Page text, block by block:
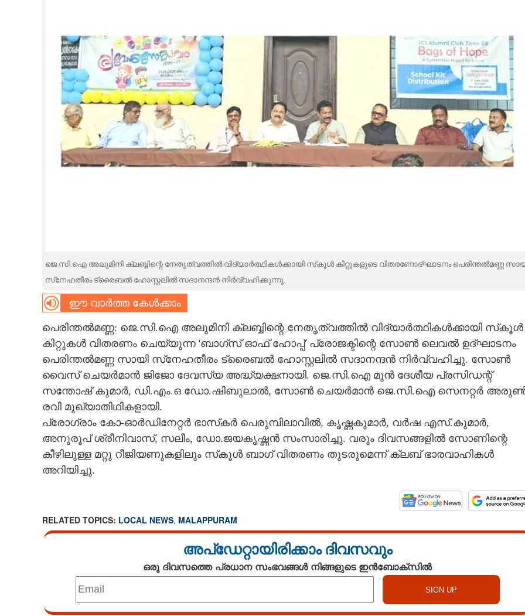
CARTOONS
LITERATURE
CONTACT US
ജെ.സി.ഐ അലുമിനി ക്ലബ്ബിന്റെ നേതൃത്വത്തിൽ വിദ്യാർത്ഥികൾക്കായി സ്‌കൂൾ കിറ്റുകളുടെ വിതരണോദ്ഘാടനം പെരിന്തൽമണ്ണ
സ്‌നേഹതീരം ട്രൈബൽ ഹോസ്റ്റലിൽ സദാനന്ദൻ നിർവ്വഹിക്കുന്നു.
ഈ വാർത്ത കേൾക്കാം
പെരിന്തൽമണ്ണ: ജെ.സി.ഐ അലുമിനി ക്ലബ്ബിന്റെ നേതൃത്വത്തിൽ വിദ്യാർത്ഥികൾക്കായി സ്‌കൂൾ
കിറ്റുകൾ വിതരണം ചെയ്യുന്ന 'ബാഗ്‌സ് ഓഫ് ഹോപ്പ്' പ്രോജക്ടിന്റെ സോൺ ലെവൽ ഉദ്ഘാടനം
പെരിന്തൽമണ്ണ സായി സ്‌നേഹതീരം ട്രൈബൽ ഹോസ്റ്റലിൽ സദാനന്ദൻ നിർവ്വഹിച്ചു. സോൺ
വൈസ് ചെയർമാൻ ജിജോ ദേവസ്യ അദ്ധ്യക്ഷനായി. ജെ.സി.ഐ മുൻ ദേശീയ പ്രസിഡന്റ്
സന്തോഷ് കുമാർ, ഡി.എം.ഒ ഡോ.ഷിബുലാൽ, സോൺ ചെയർമാൻ ജെ.സി.ഐ സെനറ്റർ
രവി മുഖ്യാതിഥികളായി.
പ്രോഗ്രാം കോ-ഓർഡിനേറ്റർ ഭാസ്‌കർ പെരുമ്പിലാവിൽ, കൃഷ്ണകുമാർ, വർഷ എസ്.കുമാർ,
അനുരൂപ് ശ്രീനിവാസ്, സലീം, ഡോ.ജയകൃഷ്ണൻ സംസാരിച്ചു. വരും ദിവസങ്ങളിൽ സോണിന്റെ
കീഴിലുള്ള മറ്റു റീജിയണുകളിലും സ്‌കൂൾ ബാഗ് വിതരണം തുടരുമെന്ന് ക്ലബ് ഭാരവാഹികൾ
അറിയിച്ചു.
RELATED TOPICS: LOCAL NEWS, MALAPPURAM
അപ്ഡേറ്റായിരിക്കാം ദിവസവും
ഒരു ദിവസത്തെ പ്രധാന സംഭവങ്ങൾ നിങ്ങളുടെ ഇൻബോക്സിൽ